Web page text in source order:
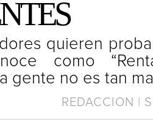
quieren
como
gente no es tan
REDACCION |